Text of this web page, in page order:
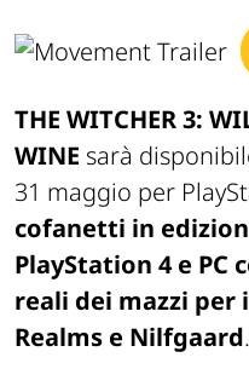
THE WITCHER 3:
WINE sarà
31 maggio per
cofanetti in
PlayStation 4 e
reali dei mazzi per
Realms e Nilfgaard.